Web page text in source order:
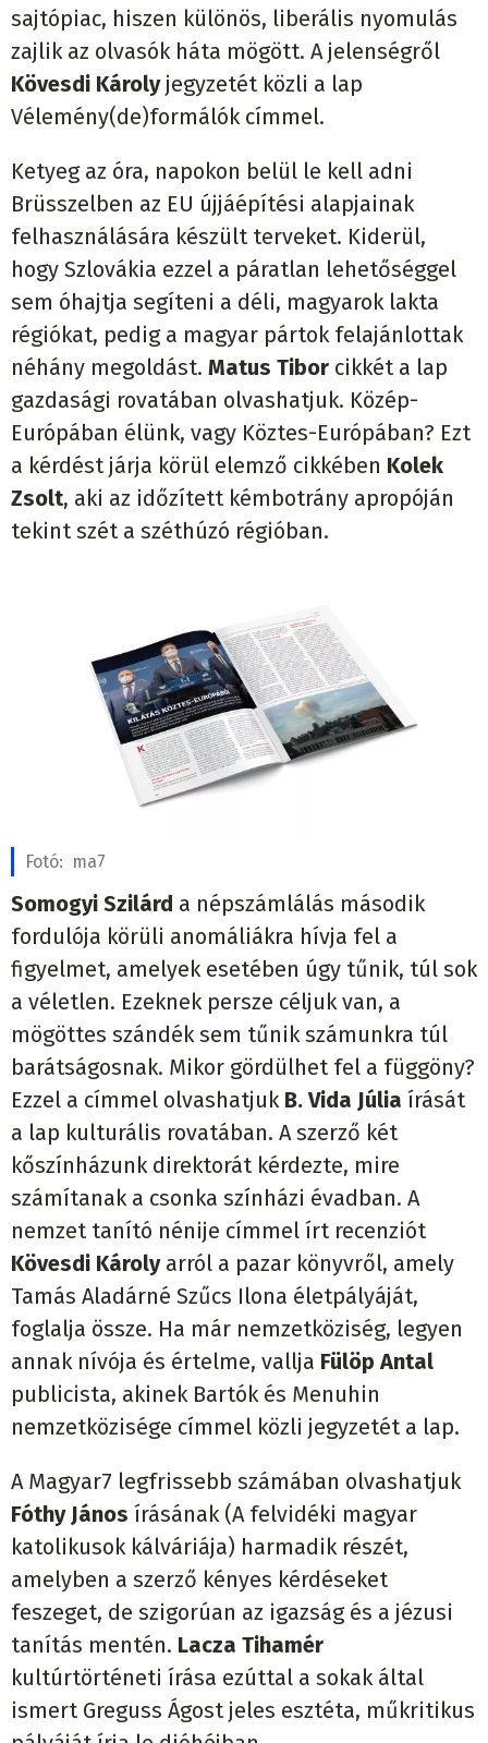
sajtópiac, hiszen különös, liberális nyomulás
zajlik az olvasók háta mögött. A jelenségről
Kövesdi Károlyjegyzetét közli a lap
Vélemény(de)formálók címmel.
Ketyeg az óra, napokon belül le kell adni
Brüsszelben az EU újjáépítési alapjainak
felhasználására készült terveket. Kiderül,
hogy Szlovákia ezzel a páratlan lehetőséggel
sem óhajtja segíteni a déli, magyarok lakta
régiókat, pedig a magyar pártok felajánlottak
néhány megoldást. Matus Tibor cikkét a lap
gazdasági rovatában olvashatjuk. Közép-
Európában élünk, vagy Köztes-Európában? Ezt
a kérdést járja körül elemző cikkében Kolek
Zsolt, aki az időzített kémbotrány apropóján
tekint szét a széthúzó régióban.
Fotó: ma7
Somogyi Szilárd a népszámlálás második
fordulója körüli anomáliákra hívja fel a
figyelmet, amelyek esetében úgy tűnik, túl sok
a véletlen. Ezeknek persze céljuk van, a
mögöttes szándék sem tűnik számunkra túl
barátságosnak. Mikor gördülhet fel a függöny?
Ezzel a címmel olvashatjuk B. Vida Júlia írását
a lap kulturális rovatában. A szerző két
kőszínházunk direktorát kérdezte, mire
számítanak a csonka színházi évadban. A
nemzet tanító nénije címmel írt recenziót
Kövesdi Károlyarról a pazar könyvről, amely
Tamás Aladárné Szűcs Ilona életpályáját,
foglalja össze. Ha már nemzetköziség, legyen
annak nívója és értelme, vallja Fülöp Antal
publicista, akinek Bartók és Menuhin
nemzetközisége címmel közli jegyzetét a lap.
A Magyar7 legfrissebb számában olvashatjuk
Fóthy János írásának (A felvidéki magyar
katolikusok kálváriája) harmadik részét,
amelyben a szerző kényes kérdéseket
feszeget, de szigorúan az igazság és a jézusi
tanítás mentén. Lacza Tihamér
kultúrtörténeti írása ezúttal a sokak által
ismert Greguss Ágost jeles esztéta, műkritikus